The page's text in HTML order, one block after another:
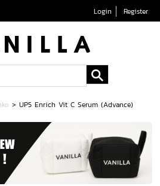
Login Register
>UP5 Enrich Vit C Serum (Advance)